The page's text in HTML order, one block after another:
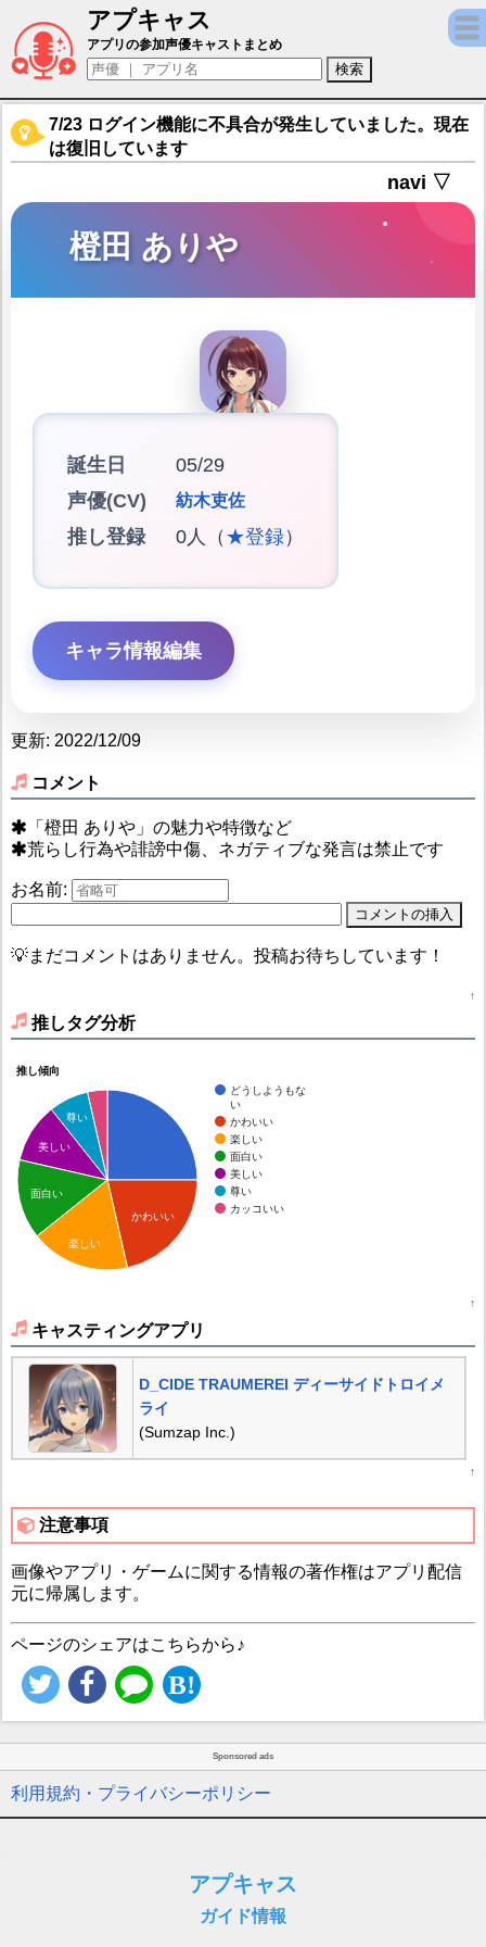
アプキャス
橙田 ありや（声優：紡木吏佐)【D_CIDE
アプリの参加声優キャストまとめ
7/23 ログイン機能に不具合が発生していました。現在
は復旧しています
navi ▽
橙田 ありや
誕生日
05/29
声優(CV)
紡木吏佐
推し登録 0人（ ★登録）
キャラ情報編集
更新: 2022/12/09
コメント
「橙田 ありや」の魅力や特徴など
荒らし行為や誹謗中傷、ネガティブな発言は禁止です
お名前:
💡まだコメントはありません。投稿お待ちしています！
↑
推しタグ分析
推し傾向
どうしようもな
い
かわいい
楽しい
面白い
美しい
尊い
カッコいい
かわいい
尊い
美しい
面白い
楽しい
↑
キャスティングアプリ
D_CIDE TRAUMEREI ディーサイドトロイメ
ライ
(Sumzap Inc.)
↑
注意事項
画像やアプリ・ゲームに関する情報の著作権はアプリ配信
元に帰属します。
ページのシェアはこちらから♪
Sponsored ads
利用規約・プライバシーポリシー
アプキャス
ガイド情報